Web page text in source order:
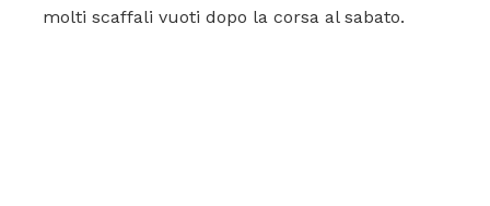
molti scaffali vuoti dopo la corsa al sabato.